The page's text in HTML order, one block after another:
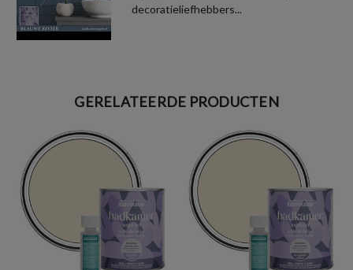
decoratieliefhebbers...
GERELATEERDE PRODUCTEN